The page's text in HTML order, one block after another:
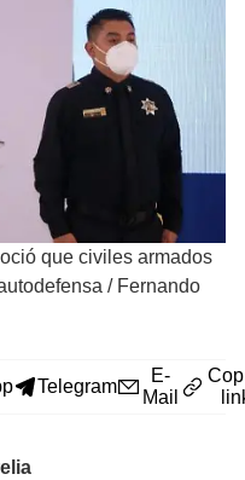
que civiles armados
/ Fernando
Telegram
E-
Mail